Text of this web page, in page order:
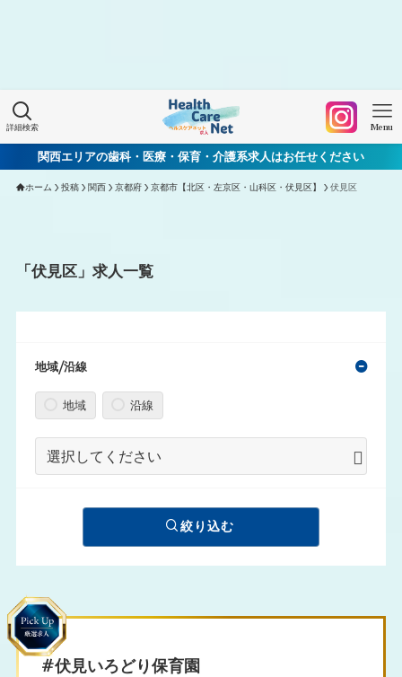
詳細検索 Menu
関西エリアの歯科・医療・保育・介護系求人はお任せください
ホーム 投稿 関西 京都府 京都市【北区・左京区・山科区・伏見区】 伏見区
「伏見区」求人一覧
地域/沿線
地域 沿線
絞り込む
#伏見いろどり保育園